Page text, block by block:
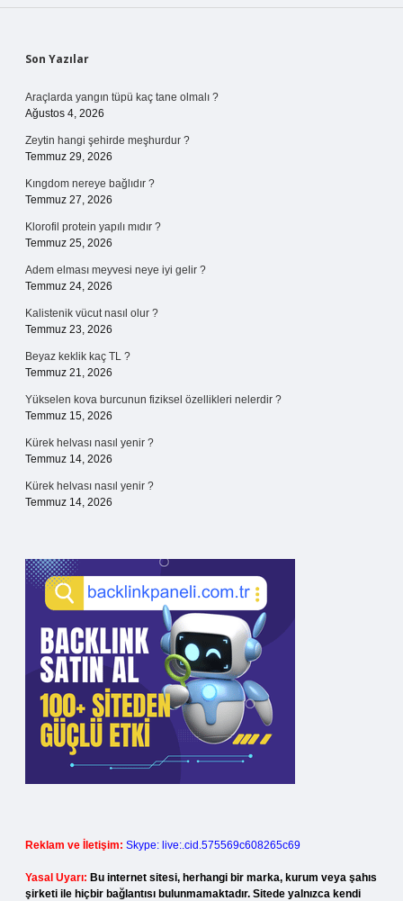
Sidebar
Son Yazılar
Araçlarda yangın tüpü kaç tane olmalı ?
Ağustos 4, 2026
Zeytin hangi şehirde meşhurdur ?
Temmuz 29, 2026
Kıngdom nereye bağlıdır ?
Temmuz 27, 2026
Klorofil protein yapılı mıdır ?
Temmuz 25, 2026
Adem elması meyvesi neye iyi gelir ?
Temmuz 24, 2026
Kalistenik vücut nasıl olur ?
Temmuz 23, 2026
Beyaz keklik kaç TL ?
Temmuz 21, 2026
Yükselen kova burcunun fiziksel özellikleri nelerdir ?
Temmuz 15, 2026
Kürek helvası nasıl yenir ?
Temmuz 14, 2026
Kürek helvası nasıl yenir ?
Temmuz 14, 2026
Reklam ve İletişim: Skype: live:.cid.575569c608265c69
Yasal Uyarı: Bu internet sitesi, herhangi bir marka, kurum veya şahıs
şirketi ile hiçbir bağlantısı bulunmamaktadır. Sitede yalnızca kendi